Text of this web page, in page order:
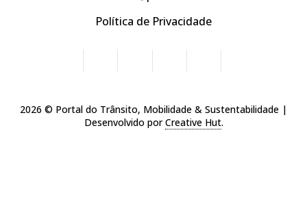
Política de Privacidade
2026 © Portal do Trânsito, Mobilidade & Sustentabilidade |
Desenvolvido porCreative Hut.